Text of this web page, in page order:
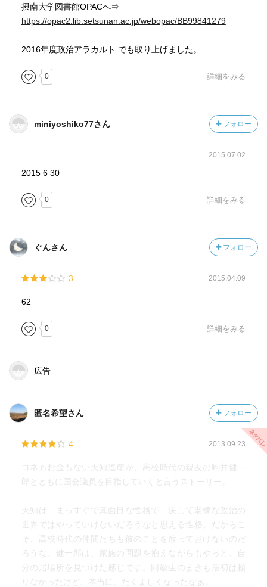
摂南大学図書館OPACへ⇒
https://opac2.lib.setsunan.ac.jp/webopac/BB99841279
2016年度政治アラカルト でも取り上げました。
0 詳細をみる
miniyoshiko77さん フォロー
2015.07.02
2015 6 30
0 詳細をみる
ぐんさん フォロー
3 2015.04.09
62
0 詳細をみる
広告
匿名希望さん フォロー
4 2013.09.23
コネもお金もない天知達彦が、高校時代の親友の駒井健一
郎とともに国会議員を目指していくと言うストーリー。
天知は、まっすぐで真面目な性格で、決して老練な政治の
世界ではやっていけないだろうなと思える性格。だからこ
そ、高校時代の仲間たちも彼のことを放っておけないのだ
ろうな。健一郎は、家族の問題を抱えながらもやっと、自
分の居場所を見つけた感じです。同級生のまきも最初は頼
りなかったけど、本当に、たくましくなったなぁ。